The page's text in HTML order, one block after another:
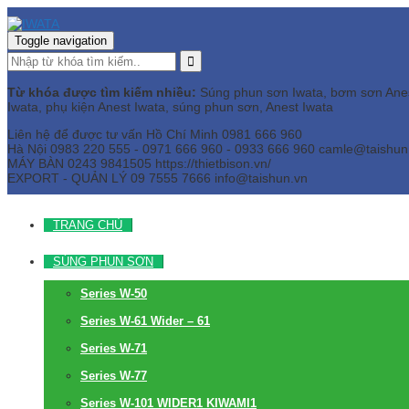
Toggle navigation
Từ khóa được tìm kiếm nhiều: Súng phun sơn Iwata, bơm sơn
Iwata, phụ kiện Anest Iwata, súng phun sơn, Anest Iwata
Liên hệ để được tư vấn Hồ Chí Minh 0981 666 960
Hà Nội 0983 220 555 - 0971 666 960 - 0933 666 960
MÁY BÀN 0243 9841505 https://thietbison.vn/
EXPORT - QUẢN LÝ 09 7555 7666 info@taishun.vn
TRANG CHỦ
SÚNG PHUN SƠN
Series W-50
Series W-61 Wider – 61
Series W-71
Series W-77
Series W-101 WIDER1 KIWAMI1